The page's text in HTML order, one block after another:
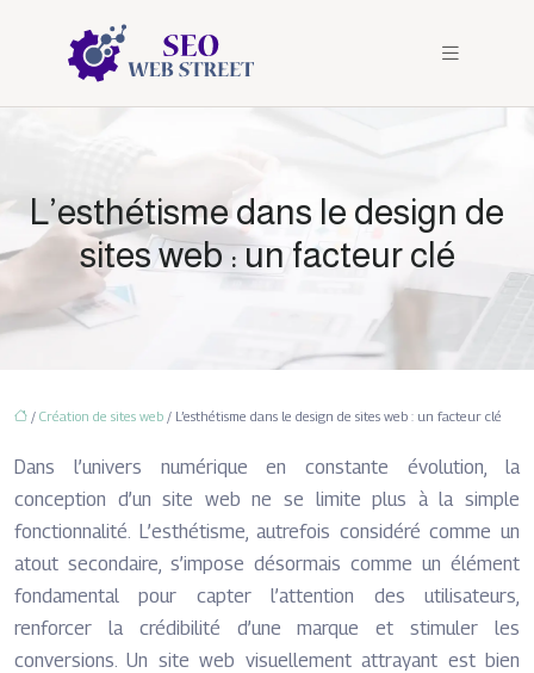
L’esthétisme dans le design de
sites web : un facteur clé
/ Création de sites web / L’esthétisme dans le design de sites web : un facteur clé
Dans l’univers numérique en constante évolution, la
conception d’un site web ne se limite plus à la simple
fonctionnalité. L’esthétisme, autrefois considéré comme un
atout secondaire, s’impose désormais comme un élément
fondamental pour capter l’attention des utilisateurs,
renforcer la crédibilité d’une marque et stimuler les
conversions. Un site web visuellement attrayant est bien